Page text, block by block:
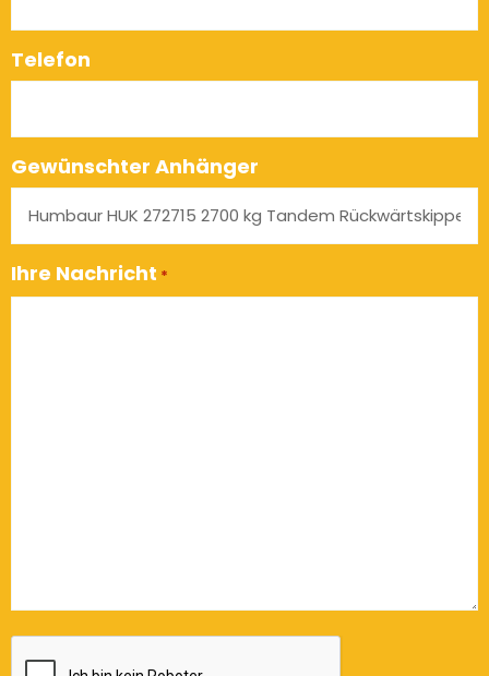
Telefon
Gewünschter Anhänger
Ihre Nachricht *
CAPTCHA